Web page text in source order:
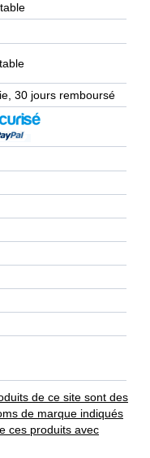
30 jours remboursé
de ce site sont des
de marque indiqués
ces produits avec